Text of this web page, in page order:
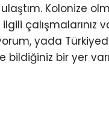
Kolonize
çalışmalarınız
yada
bildiğiniz bir yer